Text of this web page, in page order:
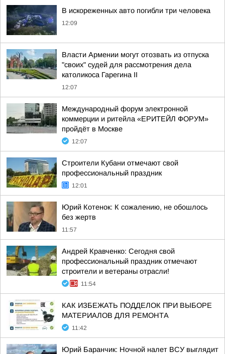
В искореженных авто погибли три человека
12:09
Власти Армении могут отозвать из отпуска
"своих" судей для рассмотрения дела
католикоса Гарегина II
12:07
Международный форум электронной
коммерции и ритейла «ЕРИТЕЙЛ ФОРУМ»
пройдёт в Москве
12:07
Строители Кубани отмечают свой
профессиональный праздник
12:01
Юрий Котенок: К сожалению, не обошлось
без жертв
11:57
Андрей Кравченко: Сегодня свой
профессиональный праздник отмечают
строители и ветераны отрасли!
11:54
КАК ИЗБЕЖАТЬ ПОДДЕЛОК ПРИ ВЫБОРЕ
МАТЕРИАЛОВ ДЛЯ РЕМОНТА
11:42
Юрий Баранчик: Ночной налет ВСУ выглядит